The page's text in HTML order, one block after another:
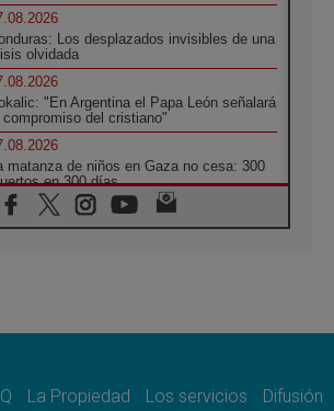
Los desplazados invisibles de una
olvidada
"En Argentina el Papa León señalará
compromiso del cristiano"
matanza de niños en Gaza no cesa: 300
en 300 días
La guerra desfigura el mundo, solo la
misión al servicio del Evangelio
La Propiedad Los servicios Difusión